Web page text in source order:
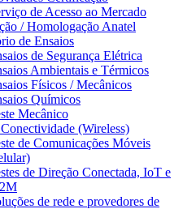
de Acesso ao Mercado
/ Homologação Anatel
de Ensaios
de Segurança Elétrica
Ambientais e Térmicos
Físicos / Mecânicos
Químicos
Mecânico
(Wireless)
de Comunicações Móveis
de Direção Conectada, IoT e
de rede e provedores de